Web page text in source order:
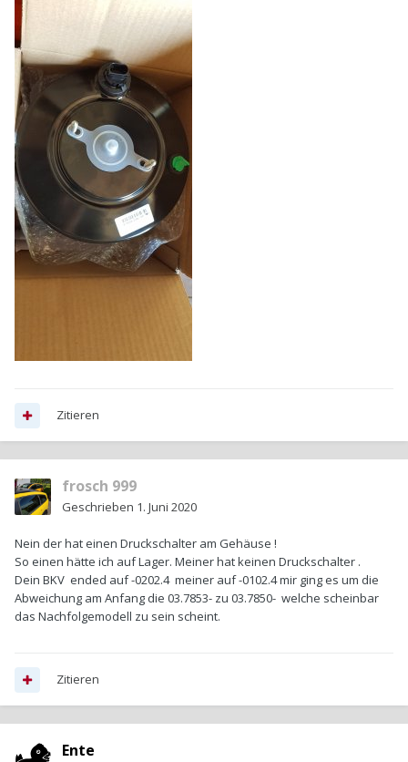
Zitieren
frosch 999
Geschrieben 1. Juni 2020
Nein der hat einen Druckschalter am Gehäuse !
So einen hätte ich auf Lager. Meiner hat keinen Druckschalter .
Dein BKV ended auf -0202.4 meiner auf -0102.4 mir ging es um die
Abweichung am Anfang die 03.7853- zu 03.7850- welche scheinbar
das Nachfolgemodell zu sein scheint.
Zitieren
Ente